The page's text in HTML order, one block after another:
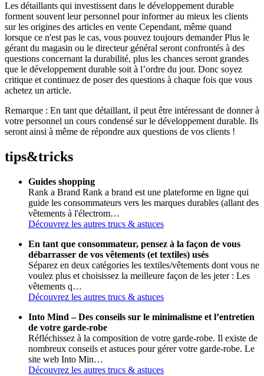
Les détaillants qui investissent dans le développement durable
forment souvent leur personnel pour informer au mieux les clients
sur les origines des articles en vente Cependant, même quand
lorsque ce n'est pas le cas, vous pouvez toujours demander Plus le
gérant du magasin ou le directeur général seront confrontés à des
questions concernant la durabilité, plus les chances seront grandes
que le développement durable soit à l’ordre du jour. Donc soyez
critique et continuez de poser des questions à chaque fois que vous
achetez un article.
Remarque : En tant que détaillant, il peut être intéressant de donner à
votre personnel un cours condensé sur le développement durable. Ils
seront ainsi à même de répondre aux questions de vos clients !
tips&tricks
Guides shopping
Rank a Brand Rank a brand est une plateforme en ligne qui
guide les consommateurs vers les marques durables (allant des
vêtements à l'électrom…
Découvrez les autres trucs & astuces
En tant que consommateur, pensez à la façon de vous
débarrasser de vos vêtements (et textiles) usés
Séparez en deux catégories les textiles/vêtements dont vous ne
voulez plus et choisissez la meilleure façon de les jeter : Les
vêtements q…
Découvrez les autres trucs & astuces
Into Mind – Des conseils sur le minimalisme et l’entretien
de votre garde-robe
Réfléchissez à la composition de votre garde-robe. Il existe de
nombreux conseils et astuces pour gérer votre garde-robe. Le
site web Into Min…
Découvrez les autres trucs & astuces